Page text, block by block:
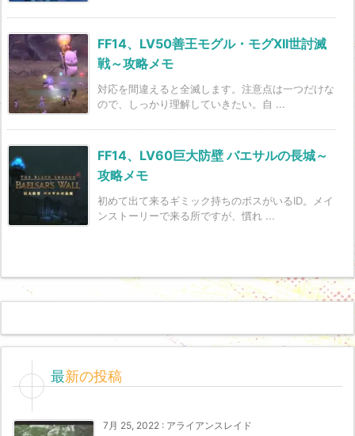
FF14、LV50善王モグル・モグXII世討滅
戦～攻略メモ
対応を間違えると全滅します。注意点は一つだけな
ので、しっかり理解していきたい。自 ...
FF14、LV60巨大防壁 バエサルの長城～
攻略メモ
初めて出て来るギミック持ちのボスがいるID。メイ
ンストーリーで来る所ですが、慣れ ...
最新の投稿
7月 25, 2022 : アライアンスレイド